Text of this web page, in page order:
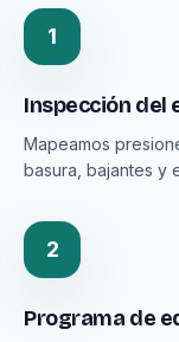
1
Inspección del
Mapeamos
basura, bajantes y
2
Programa de